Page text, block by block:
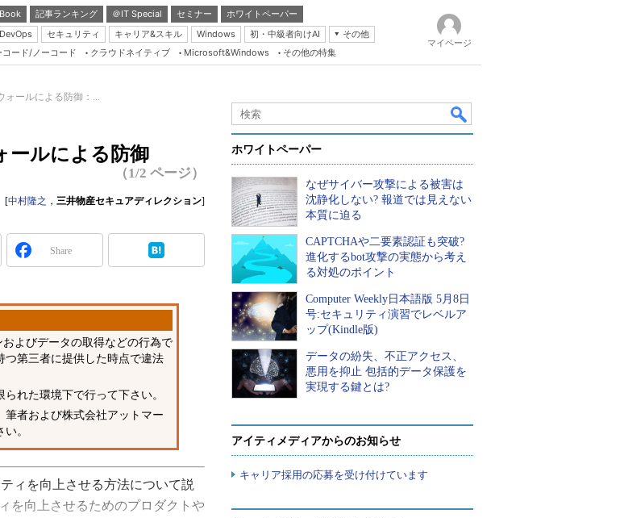
記事ランキング ＠IT Special セミナー
ホワイトペーパー
セキュリティ キャリア&スキル Windows 初・中級者向けAI
その他
Server & Storage
Database Expert
Master of IP Network
Security & Trust
コード/ノーコード クラウドネイティブ Microsoft&Windows その他の特集
マイページ
ォールによる防御：...
ールによる防御
（1/2 ページ）
[中村隆之 ， 三井物産セキュアディレクション]
Share
よびデータの取得などの行為で
つ第三者に提供した時点で違法
れた環境下で行って下さい。
筆者および株式会社アットマー
。
ィを向上させる方法について説
を向上させるためのプロダクトや
ホワイトペーパー
なぜサイバー攻撃による被害は
沈静化しない? 報道では見えない
本質に迫る
CAPTCHAや二要素認証も突破?
進化するbot攻撃の実態から考え
る対処のポイント
Computer Weekly日本語版 5月8日
号:セキュリティ演習でレベルア
ップ(Kindle版)
データの紛失、不正アクセス、
悪用を抑止 包括的データ保護を
実現する鍵とは?
アイティメディアからのお知らせ
キャリア採用の応募を受け付けています